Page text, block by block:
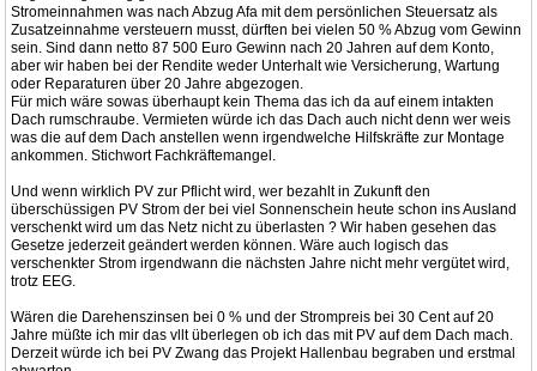
Stromeinnahmen was nach Abzug Afa mit dem persönlichen Steuersatz als
Zusatzeinnahme versteuern musst, dürften bei vielen 50 % Abzug vom Gewinn
sein. Sind dann netto 87 500 Euro Gewinn nach 20 Jahren auf dem Konto,
aber wir haben bei der Rendite weder Unterhalt wie Versicherung, Wartung
oder Reparaturen über 20 Jahre abgezogen.
Für mich wäre sowas überhaupt kein Thema das ich da auf einem intakten
Dach rumschraube. Vermieten würde ich das Dach auch nicht denn wer weis
was die auf dem Dach anstellen wenn irgendwelche Hilfskräfte zur Montage
ankommen. Stichwort Fachkräftemangel.
Und wenn wirklich PV zur Pflicht wird, wer bezahlt in Zukunft den
überschüssigen PV Strom der bei viel Sonnenschein heute schon ins Ausland
verschenkt wird um das Netz nicht zu überlasten ? Wir haben gesehen das
Gesetze jederzeit geändert werden können. Wäre auch logisch das
verschenkter Strom irgendwann die nächsten Jahre nicht mehr vergütet wird,
trotz EEG.
Wären die Darehenszinsen bei 0 % und der Strompreis bei 30 Cent auf 20
Jahre müßte ich mir das vllt überlegen ob ich das mit PV auf dem Dach mach.
Derzeit würde ich bei PV Zwang das Projekt Hallenbau begraben und erstmal